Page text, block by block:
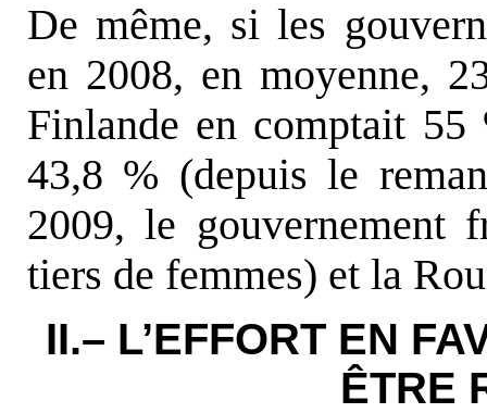
De même, si les
en 2008, en moyenne,
Finlande en comptait 55
43,8 % (depuis le
2009, le gouvernement
tiers de femmes) et la
II.– L’EFFORT EN
ÊTRE